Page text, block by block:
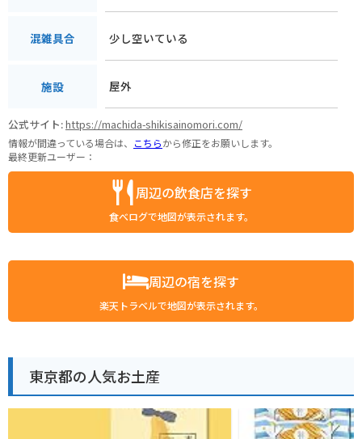
混雑具合 少し空いている
施設 屋外
公式サイト:https://machida-shikisainomori.com/
情報が間違っている場合は、 こちらから修正をお願いします。
最終更新ユーザー：
周辺の飲食店を探す
食べログで地図が表示されます。
周辺の宿を探す
楽天トラベルで地図が表示されます。
東京都の人気お土産